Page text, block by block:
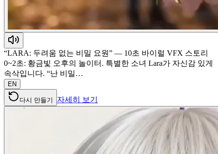
“LARA: 두려움 없는 비밀 요원” — 10초 바이럴 VFX 스토리
0~2초: 황금빛 오후의 놀이터. 특별한 소녀 Lara가 자신감 있게
속삭입니다. “난 비밀…
EN
다시 만들기 자세히 보기